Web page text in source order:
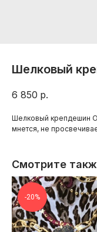
Шелковый
6 850 р.
Шелковый крепдешин
мнется, не
Смотрите
-20%